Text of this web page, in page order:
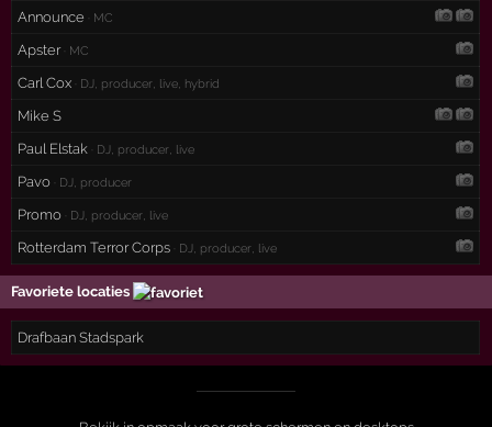
Announce · MC
Apster· MC
Carl Cox · DJ, producer, live, hybrid
Mike S
Paul Elstak · DJ, producer, live
Pavo · DJ, producer
Promo · DJ, producer, live
Rotterdam Terror Corps · DJ, producer, live
Favoriete locaties
Drafbaan Stadspark